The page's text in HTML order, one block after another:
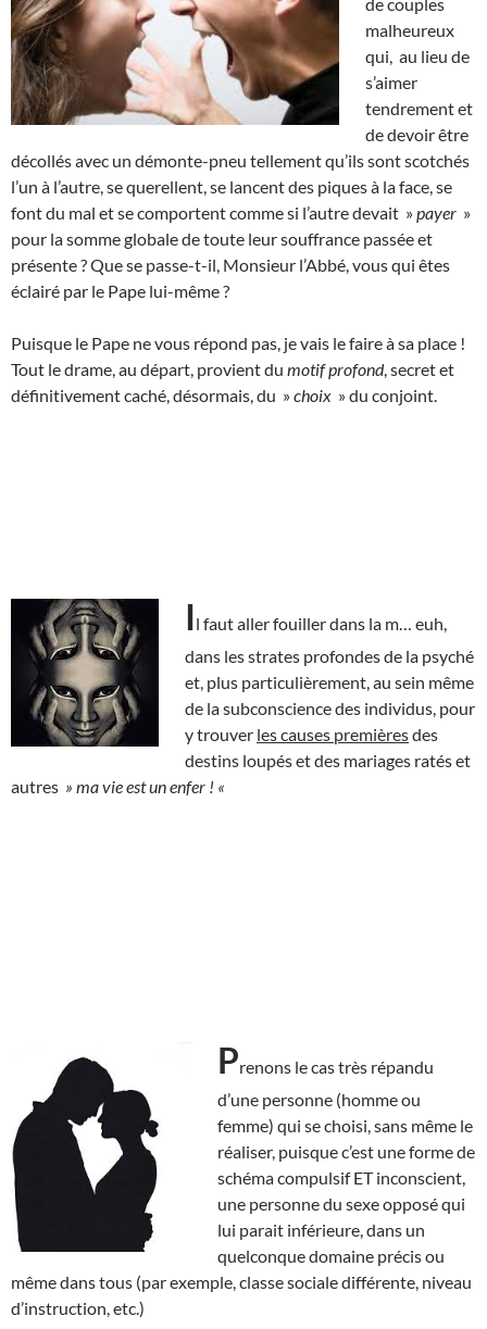
malheureux
qui, au lieu de
s’aimer
tendrement et
de devoir être
décollés avec un démonte-pneu tellement qu’ils sont scotchés
l’un à l’autre, se querellent, se lancent des piques à la face, se
font du mal et se comportent comme si l’autre devait »payer »
pour la somme globale de toute leur souffrance passée et
présente ? Que se passe-t-il, Monsieur l’Abbé, vous qui êtes
éclairé par le Pape lui-même ?
Puisque le Pape ne vous répond pas, je vais le faire à sa place !
Tout le drame, au départ, provient du motif profond, secret et
définitivement caché, désormais, du »choix » du conjoint.
Il faut aller fouiller dans la m… euh,
dans les strates profondes de la psyché
et, plus particulièrement, au sein même
de la subconscience des individus, pour
y trouver les causes premièresdes
destins loupés et des mariages ratés et
autres » ma vie est un enfer ! «
Prenons le cas très répandu
d’une personne (homme ou
femme) qui se choisi, sans même le
réaliser, puisque c’est une forme de
schéma compulsif ET inconscient,
une personne du sexe opposé qui
lui parait inférieure, dans un
quelconque domaine précis ou
même dans tous (par exemple, classe sociale différente, niveau
d’instruction, etc.)